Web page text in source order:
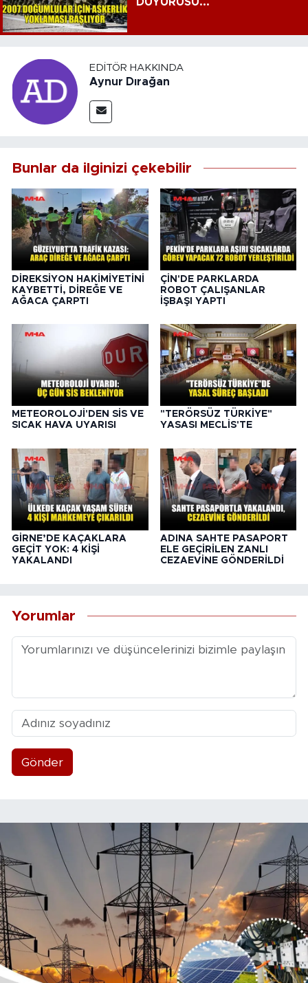
EDITÖR HAKKINDA
Aynur Dırağan
Bunlar da ilginizi çekebilir
DİREKSİYON HAKİMİYETİNİ
KAYBETTİ, DİREĞE VE
AĞACA ÇARPTI
ÇİN'DE PARKLARDA
ROBOT ÇALIŞANLAR
İŞBAŞI YAPTI
METEOROLOJİ'DEN SİS VE
SICAK HAVA UYARISI
"TERÖRSÜZ TÜRKİYE"
YASASI MECLİS'TE
GİRNE’DE KAÇAKLARA
GEÇİT YOK: 4 KİŞİ
YAKALANDI
ADINA SAHTE PASAPORT
ELE GEÇİRİLEN ZANLI
CEZAEVİNE GÖNDERİLDİ
Yorumlar
Gönder